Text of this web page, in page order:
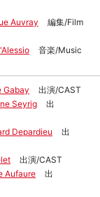
Auvray
編集/Film
音楽/Music
Gabay
出演/CAST
Seyrig
出
Depardieu
出
出演/CAST
Aufaure
出